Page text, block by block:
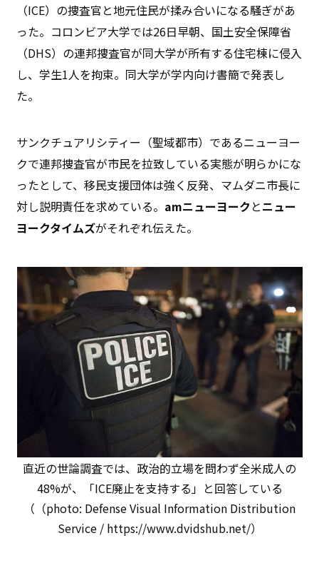
（ICE）の捜査官と地元住民が揉み合いになる騒ぎがあ
った。コロンビア大学では26日早朝、国土安全保障省
（DHS）の連邦捜査官が同大学が所有する住宅棟に侵入
し、学生1人を拘束。同大学が学内向け書簡で発表し
た。
サンクチュアリシティー（聖域都市）であるニューヨー
クで連邦捜査官が市民を拉致している実態が明らかにな
ったとして、移民支援団体は強く反発、マムダニ市長に
対し説明責任を求めている。 amニューヨークとニュー
ヨークタイムズがそれぞれ伝えた。
直近の世論調査では、政治的立場を問わず全米成人の
48%が、「ICE廃止を支持する」と回答している
（（photo: Defense Visual Information Distribution
Service / https://www.dvidshub.net/）